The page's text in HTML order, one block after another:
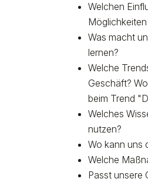
Welchen
Was macht
lernen?
Welche
Geschäft?
beim Trend
Welches
nutzen?
Wo kann uns
Welche
Passt unsere